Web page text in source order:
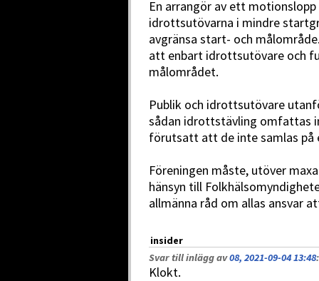
En arrangör av ett
idrottsutövarna i mindre
avgränsa start- och
att enbart idrottsutövare och
målområdet.
Publik och idrottsutövare
sådan idrottstävling omfattas
förutsatt att de inte samlas på
Föreningen måste, utöver
hänsyn till
allmänna råd om allas ansvar
insider
Svar till inlägg av08, 2021-09-04 13:48:
Klokt.